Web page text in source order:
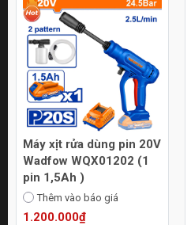
Máy xịt rửa dùng pin 20V
Wadfow WQX01202 (1
pin 1,5Ah )
Thêm vào báo giá
1.200.000₫